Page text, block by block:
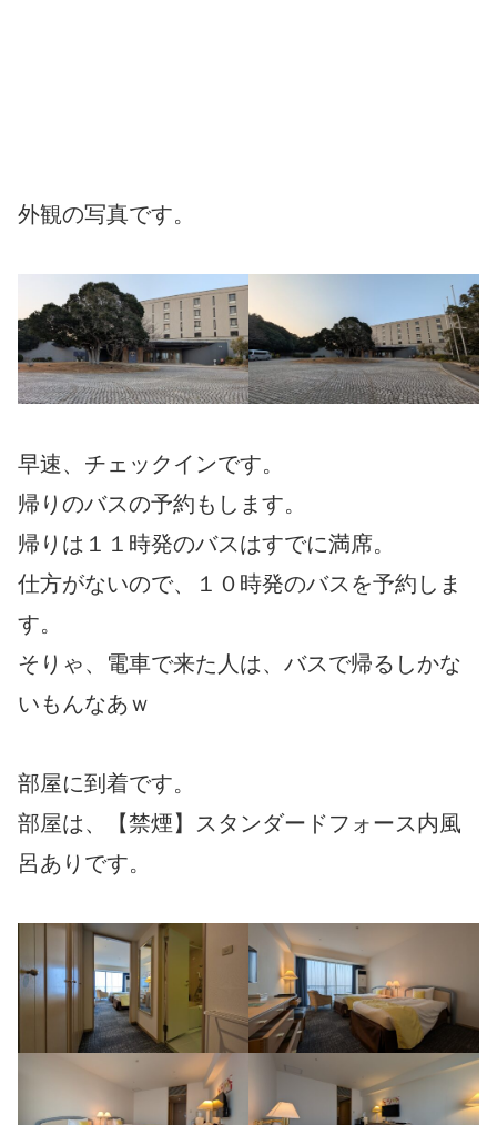
外観の写真です。
早速、チェックインです。
帰りのバスの予約もします。
帰りは１１時発のバスはすでに満席。
仕方がないので、１０時発のバスを予約しま
す。
そりゃ、電車で来た人は、バスで帰るしかな
いもんなあｗ
部屋に到着です。
部屋は、【禁煙】スタンダードフォース内風
呂ありです。